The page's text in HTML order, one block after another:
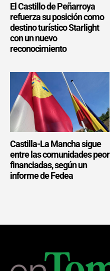
El Castillo de Peñarroya
refuerza su posición como
destino turístico Starlight
con un nuevo
reconocimiento
Castilla-La Mancha sigue
entre las comunidades peor
financiadas, según un
informe de Fedea